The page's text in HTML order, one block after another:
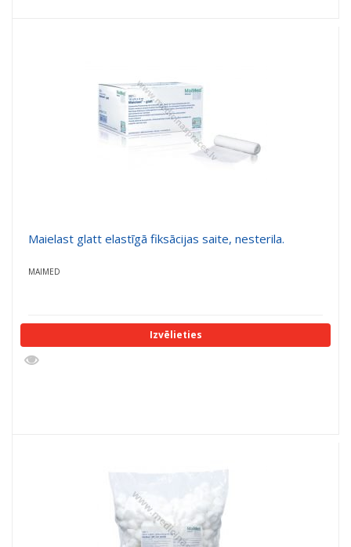
Maielast glatt elastīgā fiksācijas saite, nesterila.
MAIMED
Izvēlieties